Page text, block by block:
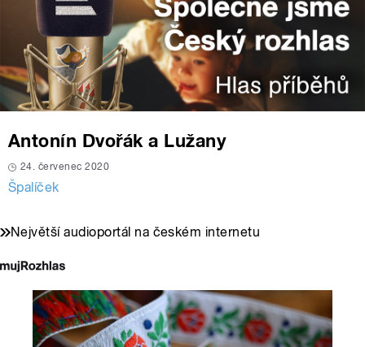
Antonín Dvořák a Lužany
24. červenec 2020
Špalíček
Největší audioportál na českém internetu